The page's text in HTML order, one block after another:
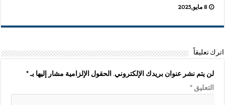
8 مايو,2025
اترك تعليقاً
لن يتم نشر عنوان بريدك الإلكتروني. الحقول الإلزامية مشار إليها بـ*
التعليق*